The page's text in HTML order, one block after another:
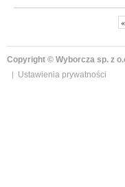
Copyright © Wyborcza sp. z
Ustawienia prywatności